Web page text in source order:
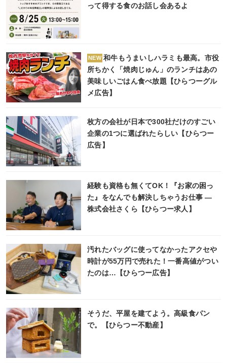
って得する食のお話し会あるよ
NEW 和牛もうまいしハラミも最高。市役
所ちかく「焼肉じゅん」のランチはあの
美味しいごはん食べ放題【ひらつーグル
メ広告】
枚方の会社が日本で300社だけのすごい
企業の1つに選ばれたらしい【ひらつー
広告】
経験も資格も無くてOK！『お家の困っ
た』をなんでも解決しちゃうお仕事 ―
株式会社さくら【ひらつー求人】
汚れたバッグに使ってなかったアクセや
時計が55万円で売れた！一番高値がつい
たのは…【ひらつー広告】
そうだ、平屋を建てよう。高級食パン
で。【ひらつー不動産】